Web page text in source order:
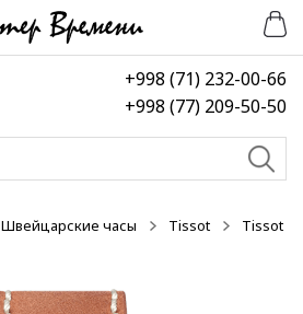
+998 (71) 232-00-66
+998 (77) 209-50-50
Швейцарские часы Tissot
Tissot